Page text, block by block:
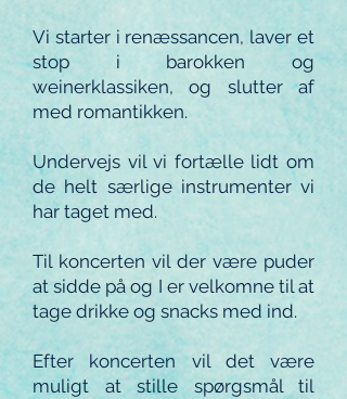
Vi starter i renæssancen, laver et
stop i barokken og
weinerklassiken, og slutter af
med romantikken.
Undervejs vil vi fortælle lidt om
de helt særlige instrumenter vi
har taget med.
Til koncerten vil der være puder
at sidde på og I er velkomne til at
tage drikke og snacks med ind.
Efter koncerten vil det være
muligt at stille spørgsmål til